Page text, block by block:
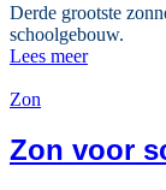
Derde grootste
schoolgebouw.
Lees meer
Zon
Zon voor